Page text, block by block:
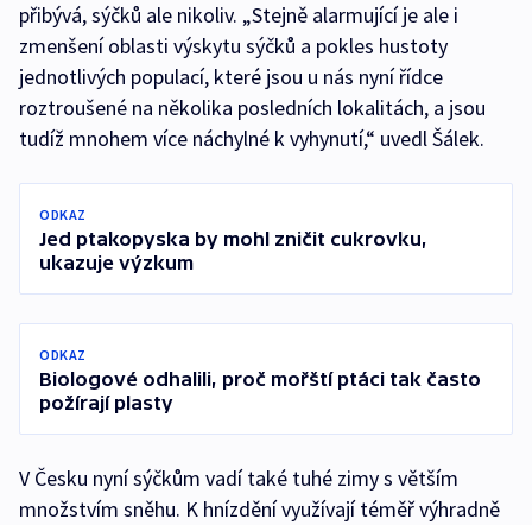
přibývá, sýčků ale nikoliv. „Stejně alarmující je ale i
zmenšení oblasti výskytu sýčků a pokles hustoty
jednotlivých populací, které jsou u nás nyní řídce
roztroušené na několika posledních lokalitách, a jsou
tudíž mnohem více náchylné k vyhynutí,“ uvedl Šálek.
ODKAZ
Jed ptakopyska by mohl zničit cukrovku,
ukazuje výzkum
ODKAZ
Biologové odhalili, proč mořští ptáci tak často
požírají plasty
V Česku nyní sýčkům vadí také tuhé zimy s větším
množstvím sněhu. K hnízdění využívají téměř výhradně